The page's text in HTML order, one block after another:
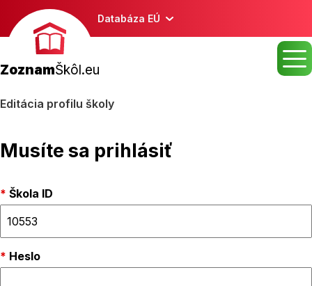
Databáza EÚ
ZoznamŠkôl.eu
Editácia profilu školy
Musíte sa prihlásiť
Škola ID
Heslo